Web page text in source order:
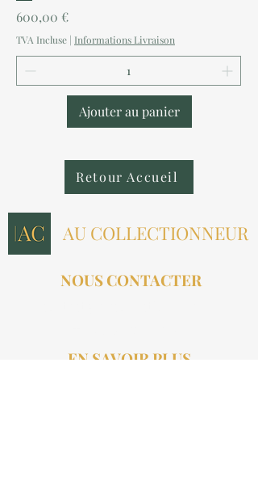
Prix
600,00 €
TVA Incluse | Informations Livraison
Ajouter au panier
Retour Accueil
AU COLLECTIONNEUR
NOUS CONTACTER
EN SAVOIR PLUS